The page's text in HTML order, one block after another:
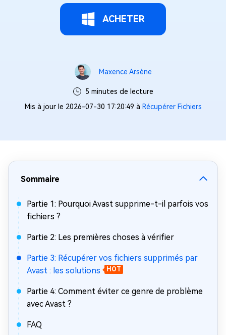
ACHETER
Maxence Arsène
5 minutes de lecture
Mis à jour le 2026-07-30 17:20:49 à Récupérer Fichiers
Sommaire
Partie 1: Pourquoi Avast supprime-t-il parfois vos
fichiers ?
Partie 2: Les premières choses à vérifier
Partie 3: Récupérer vos fichiers supprimés par
Avast : les solutions
HOT
Partie 4: Comment éviter ce genre de problème
avec Avast ?
FAQ